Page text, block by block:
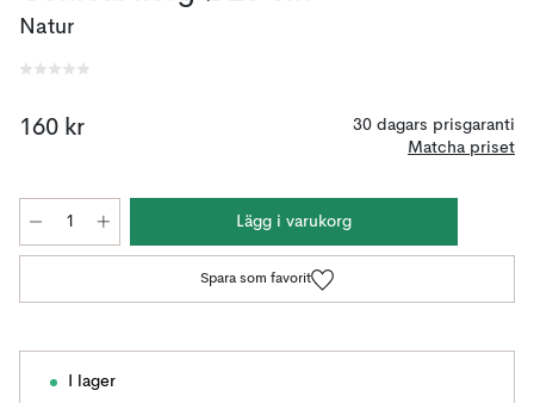
Natur
160 kr
30 dagars prisgaranti
Matcha priset
Lägg i varukorg
Spara som favorit
I lager